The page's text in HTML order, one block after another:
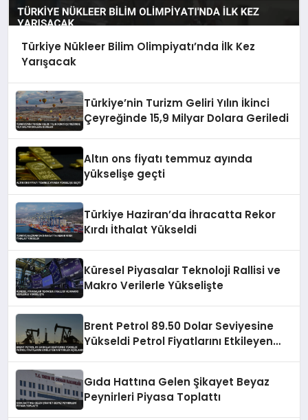
Türkiye Nükleer Bilim Olimpiyatı’nda İlk Kez
Yarışacak
Türkiye’nin Turizm Geliri Yılın İkinci
Çeyreğinde 15,9 Milyar Dolara Geriledi
Altın ons fiyatı temmuz ayında
yükselişe geçti
Türkiye Haziran’da İhracatta Rekor
Kırdı İthalat Yükseldi
Küresel Piyasalar Teknoloji Rallisi ve
Makro Verilerle Yükselişte
Brent Petrol 89.50 Dolar Seviyesine
Yükseldi Petrol Fiyatlarını Etkileyen
Gıda Hattına Gelen Şikayet Beyaz
Peynirleri Piyasa Toplattı